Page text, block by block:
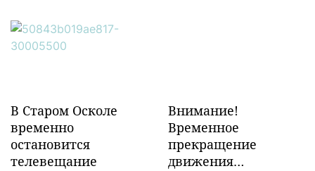
инфраструктуры в
Забайкалье
В Старом Осколе
временно
остановится
телевещание
Внимание!
Временное
прекращение
движения